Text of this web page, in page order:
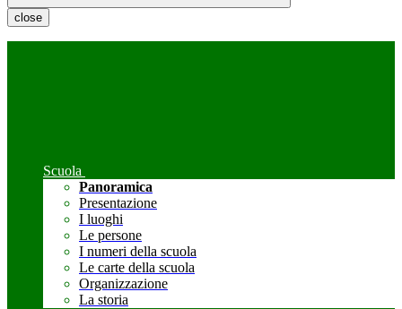
close
Scuola
Panoramica
Presentazione
I luoghi
Le persone
I numeri della scuola
Le carte della scuola
Organizzazione
La storia